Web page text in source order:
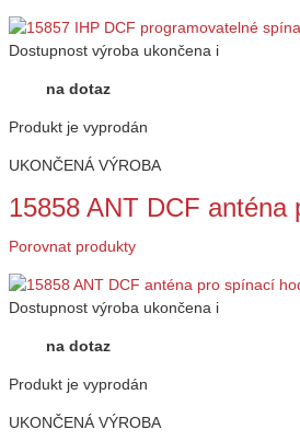
Dostupnost výroba ukončena i
na dotaz
Produkt je vyprodán
UKONČENÁ VÝROBA
15858 ANT DCF anténa
Porovnat produkty
Dostupnost výroba ukončena i
na dotaz
Produkt je vyprodán
UKONČENÁ VÝROBA